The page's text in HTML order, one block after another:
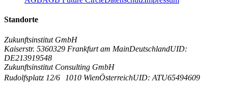
Standorte
Zukunftsinstitut GmbH
Kaiserstr. 5360329 Frankfurt am MainDeutschlandUID:
DE213919548
Zukunftsinstitut Consulting GmbH
Rudolfsplatz 12/6
1010 WienÖsterreichUID: ATU65494609